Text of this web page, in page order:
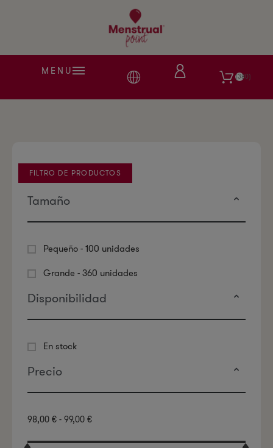
MENU 380
FILTRO DE PRODUCTOS
Tamaño
Pequeño - 100 unidades
Grande - 360 unidades
Disponibilidad
En stock
Precio
98,00 € - 99,00 €